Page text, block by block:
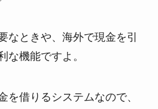
なときや、海外で現金を引
な機能ですよ。
を借りるシステムなので、